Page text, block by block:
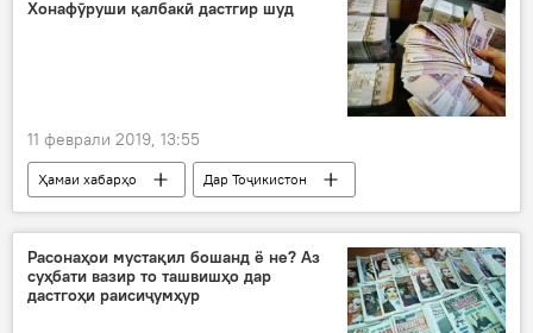
Хонафӯруши қалбакӣ дастгир шуд
11 феврали 2019, 13:55
Ҳамаи хабарҳо
Дар Тоҷикистон
хона
Конибодом
фурӯш
хариду фурӯш
қаллобӣ қалбакӣ
Расонаҳои мустақил бошанд ё не? Аз
суҳбати вазир то ташвишҳо дар
дастгоҳи раисиҷумҳур